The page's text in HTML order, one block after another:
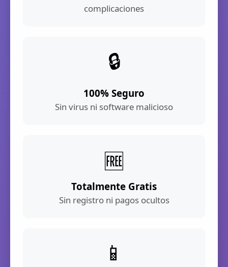
complicaciones
🔒
100% Seguro
Sin virus ni software malicioso
🆓
Totalmente Gratis
Sin registro ni pagos ocultos
📱